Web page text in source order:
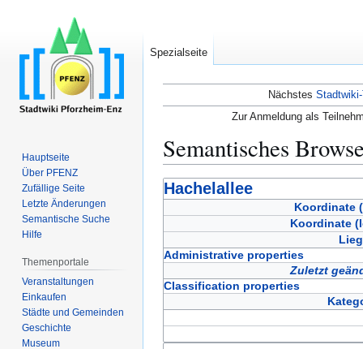
Nächstes
Zur Anmeldung als
Semantisches
Zur
Navigation
Zur
Suche
Hachelallee
Koordinate
Koordinate
Administrative properties
Zuletzt
Classification properties
Spezialseite
Hauptseite
Über PFENZ
Zufällige Seite
Letzte Änderungen
Semantische Suche
Hilfe
Themenportale
Veranstaltungen
Einkaufen
Städte und Gemeinden
Geschichte
Museum